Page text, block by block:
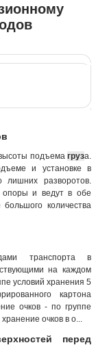
подъема груза.
и установке в
разворотов.
опоры и ведут в обе
количества
транспорта в
на каждом
условий хранения 5
картона
очков - по группе
очков в о...
перед